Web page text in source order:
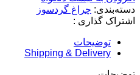
دسته‌بندی: چراغ گردسوز
اشتراک گذاری :
توضیحات
Shipping & Delivery